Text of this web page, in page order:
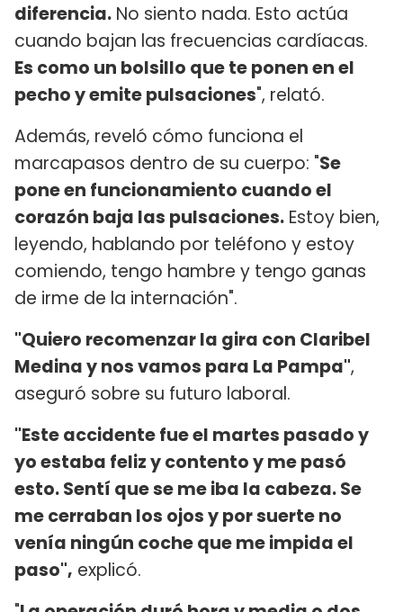
diferencia. No siento nada. Esto actúa
cuando bajan las frecuencias cardíacas.
Es como un bolsillo que te ponen en el
pecho y emite pulsaciones", relató.
Además, reveló cómo funciona el
marcapasos dentro de su cuerpo: "Se
pone en funcionamiento cuando el
corazón baja las pulsaciones. Estoy bien,
leyendo, hablando por teléfono y estoy
comiendo, tengo hambre y tengo ganas
de irme de la internación".
"Quiero recomenzar la gira con Claribel
Medina y nos vamos para La Pampa",
aseguró sobre su futuro laboral.
"Este accidente fue el martes pasado y
yo estaba feliz y contento y me pasó
esto. Sentí que se me iba la cabeza. Se
me cerraban los ojos y por suerte no
venía ningún coche que me impida el
paso", explicó.